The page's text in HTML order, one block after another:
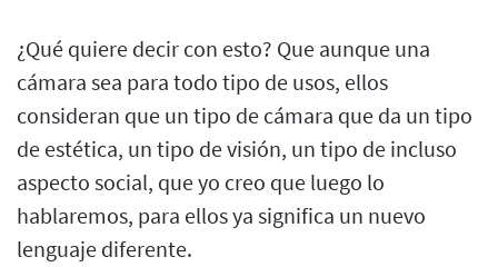
¿Qué quiere decir con esto? Que aunque una
cámara sea para todo tipo de usos, ellos
consideran que un tipo de cámara que da un tipo
de estética, un tipo de visión, un tipo de incluso
aspecto social, que yo creo que luego lo
hablaremos, para ellos ya significa un nuevo
lenguaje diferente.